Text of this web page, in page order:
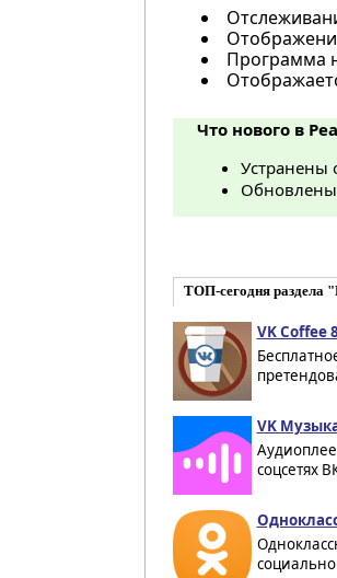
Программа
Что нового в
Устранены
ТОП-сегодня раздела
VK Coffee
VK
соцсетях